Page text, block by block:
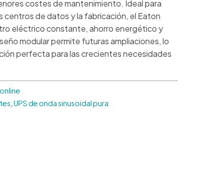
costes de mantenimiento. Ideal para
centros de datos y la fabricación, el Eaton
eléctrico constante, ahorro energético y
modular permite futuras ampliaciones, lo
perfecta para las crecientes necesidades
,UPS de onda sinusoidal pura